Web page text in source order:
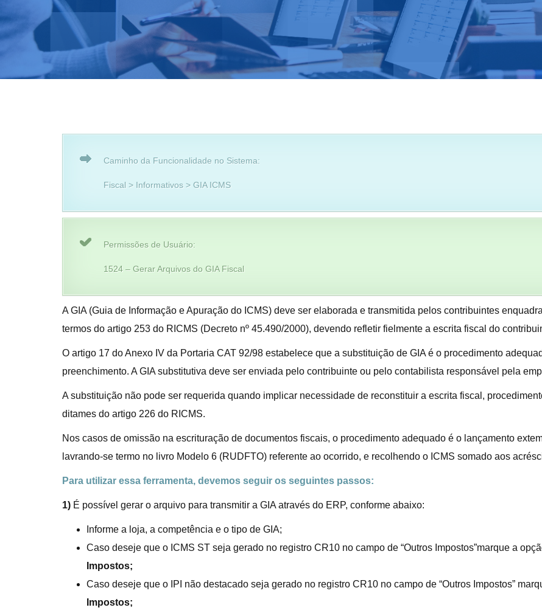
Caminho da Funcionalidade no Sistema:
Fiscal > Informativos > GIA ICMS
Permissões de Usuário:
1524 – Gerar Arquivos do GIA Fiscal
A GIA (Guia de Informação e Apuração do ICMS) deve ser elaborada e transmitida pelos contribuintes
termos do artigo 253 do RICMS (Decreto nº 45.490/2000), devendo refletir fielmente a escrita fiscal do
O artigo 17 do Anexo IV da Portaria CAT 92/98 estabelece que a substituição de GIA é o procedimento
preenchimento. A GIA substitutiva deve ser enviada pelo contribuinte ou pelo contabilista responsável pela
A substituição não pode ser requerida quando implicar necessidade de reconstituir a escrita fiscal,
ditames do artigo 226 do RICMS.
Nos casos de omissão na escrituração de documentos fiscais, o procedimento adequado é o lançamento
lavrando-se termo no livro Modelo 6 (RUDFTO) referente ao ocorrido, e recolhendo o ICMS somado aos
Para utilizar essa ferramenta, devemos seguir os seguintes passos:
1) É possível gerar o arquivo para transmitir a GIA através do ERP, conforme abaixo:
Informe a loja, a competência e o tipo de GIA;
Caso deseje que o ICMS ST seja gerado no registro CR10 no campo de “Outros Impostos”marque a
Impostos;
Caso deseje que o IPI não destacado seja gerado no registro CR10 no campo de “Outros Impostos”
Impostos;